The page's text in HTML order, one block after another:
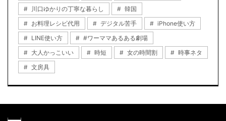
川口ゆかりの丁寧な暮らし
韓国
お料理レシピ代用
デジタル苦手
iPhone使い方
LINE使い方
#ワーママあるある劇場
大人かっこいい
時短 女の時間割
時事ネタ
文房具